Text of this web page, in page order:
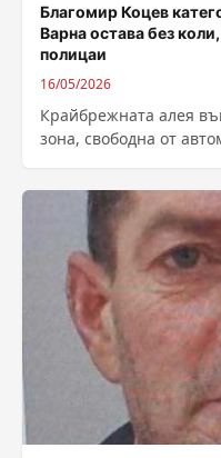
Благомир Коцев
Варна остава без
полицаи
16/05/2026
Крайбрежната алея
зона, свободна от